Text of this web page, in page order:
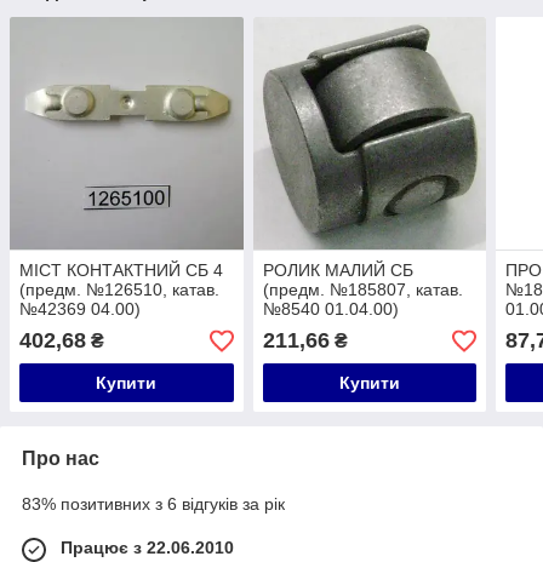
МІСТ КОНТАКТНИЙ СБ 4
(предм. №126510, катав.
№42369 04.00)
402,68 ₴
Купити
РОЛИК МАЛИЙ СБ
(предм. №185807, катав.
№8540 01.04.00)
211,66₴
Купити
Про нас
83% позитивних з 6 відгуків за рік
Працює з 22.06.2010